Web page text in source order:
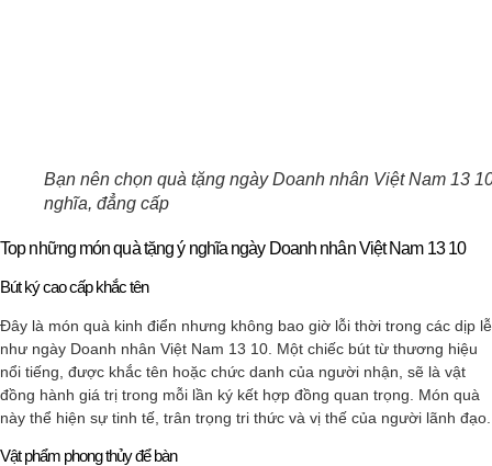
Bạn nên chọn quà tặng ngày Doanh nhân Việt Nam 13
nghĩa, đẳng cấp
Top những món quà tặng ý nghĩa ngày Doanh nhân Việt Nam 13 10
Bút ký cao cấp khắc tên
Đây là món quà kinh điển nhưng không bao giờ lỗi thời trong các dịp lễ
như ngày Doanh nhân Việt Nam 13 10. Một chiếc bút từ thương hiệu
nổi tiếng, được khắc tên hoặc chức danh của người nhận, sẽ là vật
đồng hành giá trị trong mỗi lần ký kết hợp đồng quan trọng. Món quà
này thể hiện sự tinh tế, trân trọng tri thức và vị thế của người lãnh đạo.
Vật phẩm phong thủy để bàn